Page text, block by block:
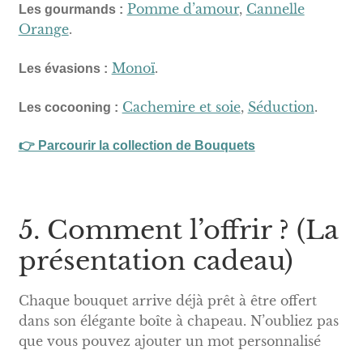
Les gourmands : Pomme d’amour, Cannelle
Orange.
Les évasions : Monoï.
Les cocooning : Cachemire et soie, Séduction.
👉 Parcourir la collection de Bouquets
5. Comment l’offrir ? (La
présentation cadeau)
Chaque bouquet arrive déjà prêt à être offert
dans son élégante boîte à chapeau. N’oubliez pas
que vous pouvez ajouter un mot personnalisé